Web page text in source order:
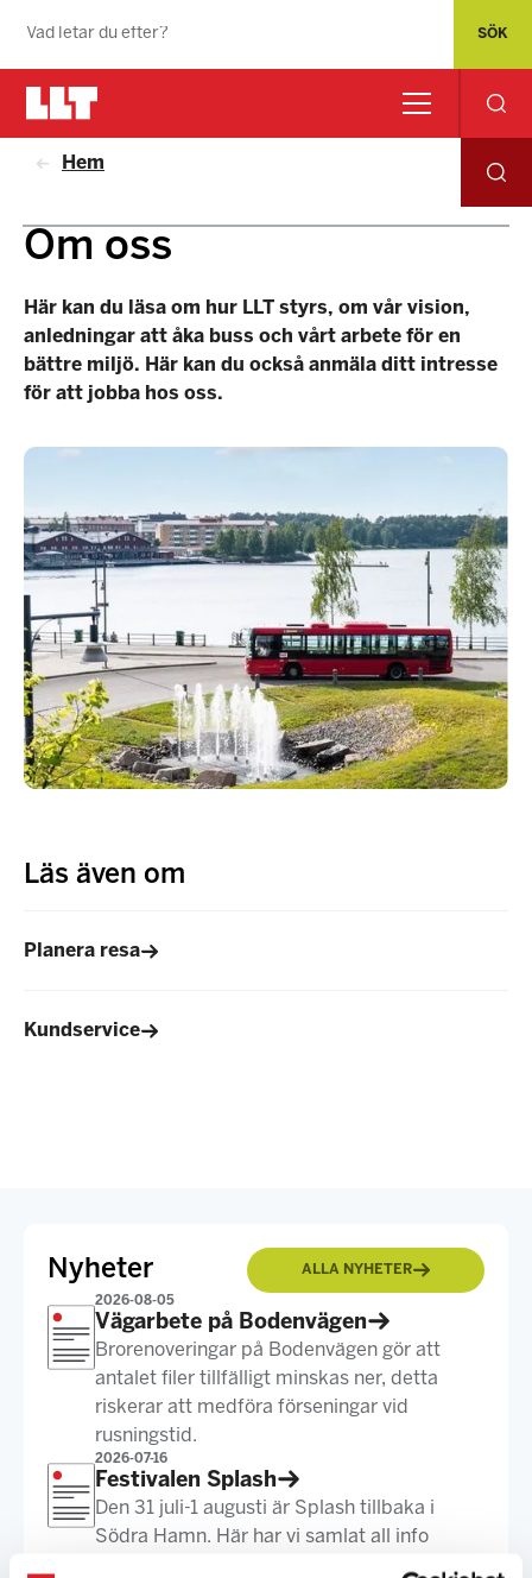
Hem
Om oss
Här kan du läsa om hur LLT styrs, om vår vision,
anledningar att åka buss och vårt arbete för en
bättre miljö. Här kan du också anmäla ditt intresse
för att jobba hos oss.
Läs även om
Planera resa
Kundservice
Nyheter ALLA NYHETER
2026-08-05
Vägarbete på Bodenvägen
Brorenoveringar på Bodenvägen gör att
antalet filer tillfälligt minskas ner, detta
riskerar att medföra förseningar vid
rusningstid.
2026-07-16
Festivalen Splash
Den 31 juli-1 augusti är Splash tillbaka i
Södra Hamn. Här har vi samlat all info